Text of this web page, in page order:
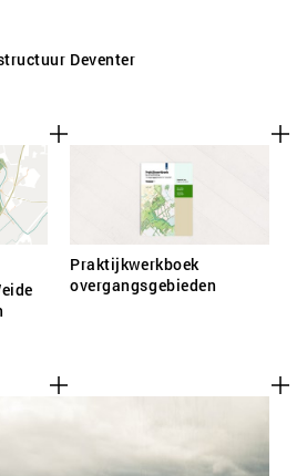
Deventer
Praktijkwerkboek
overgangsgebieden